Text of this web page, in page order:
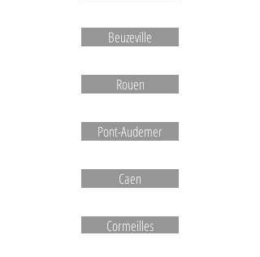
Beuzeville
Rouen
Pont-Audemer
Caen
Cormeilles